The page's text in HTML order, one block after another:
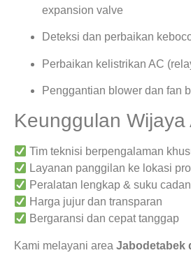
expansion valve
Deteksi dan perbaikan
Perbaikan kelistrikan AC
Penggantian blower dan fan
Keunggulan Wijaya
Tim teknisi berpengalaman
Layanan panggilan ke lokasi
Peralatan lengkap & suku
Harga jujur dan transparan
Bergaransi dan cepat tanggap
Kami melayani area Jabodetabek